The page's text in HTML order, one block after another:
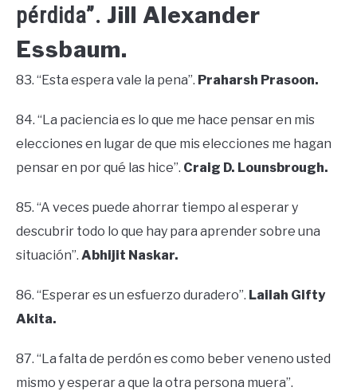
pérdida”. Jill Alexander
Essbaum.
83. “Esta espera vale la pena”. Praharsh Prasoon.
84. “La paciencia es lo que me hace pensar en mis
elecciones en lugar de que mis elecciones me hagan
pensar en por qué las hice”. Craig D. Lounsbrough.
85. “A veces puede ahorrar tiempo al esperar y
descubrir todo lo que hay para aprender sobre una
situación”. Abhijit Naskar.
86. “Esperar es un esfuerzo duradero”. Lailah Gifty
Akita.
87. “La falta de perdón es como beber veneno usted
mismo y esperar a que la otra persona muera”.